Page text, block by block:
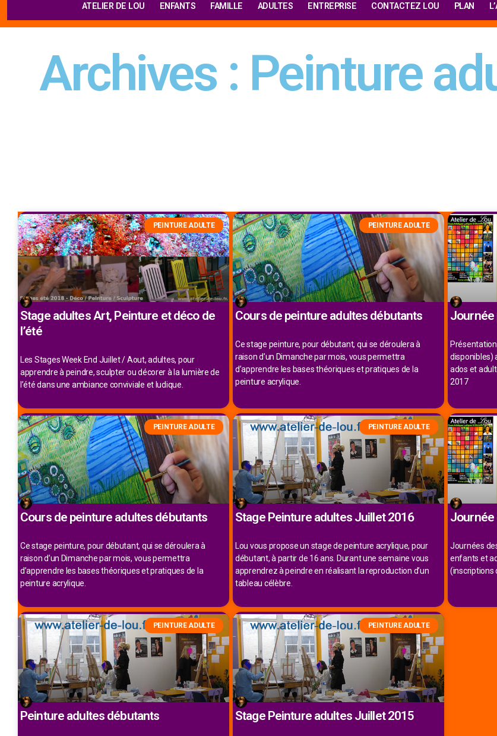
ATELIER DE LOU ENFANTS FAMILLE ADULTES ENTREPRISE CONTACTEZ LOU PLAN
Archives : Peinture
PEINTURE ADULTE
Stage adultes Art, Peinture et déco de
l’été
Les Stages Week End Juillet / Aout, adultes, pour
apprendre à peindre, sculpter ou décorer à la lumière de
l’été dans une ambiance conviviale et ludique.
PEINTURE ADULTE
Cours de peinture adultes débutants
Ce stage peinture, pour débutant, qui se déroulera à
raison d’un Dimanche par mois, vous permettra
d’apprendre les bases théoriques et pratiques de la
peinture acrylique.
disponibles)
ados et
2017
PEINTURE ADULTE
Cours de peinture adultes débutants
Ce stage peinture, pour débutant, qui se déroulera à
raison d’un Dimanche par mois, vous permettra
d’apprendre les bases théoriques et pratiques de la
peinture acrylique.
PEINTURE ADULTE
Stage Peinture adultes Juillet 2016
Lou vous propose un stage de peinture acrylique, pour
débutant, à partir de 16 ans. Durant une semaine vous
apprendrez à peindre en réalisant la reproduction d’un
tableau célèbre.
Journée
Journées
enfants et
(inscriptions
PEINTURE ADULTE
Peinture adultes débutants
PEINTURE ADULTE
Stage Peinture adultes Juillet 2015